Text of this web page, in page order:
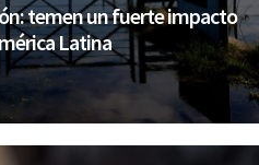
temen un fuerte impacto
Latina